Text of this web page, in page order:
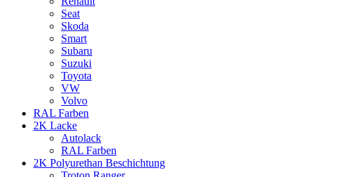
Seat
Skoda
Smart
Subaru
Suzuki
Toyota
VW
Volvo
RAL Farben
2K Lacke
Autolack
RAL Farben
2K Polyurethan Beschichtung